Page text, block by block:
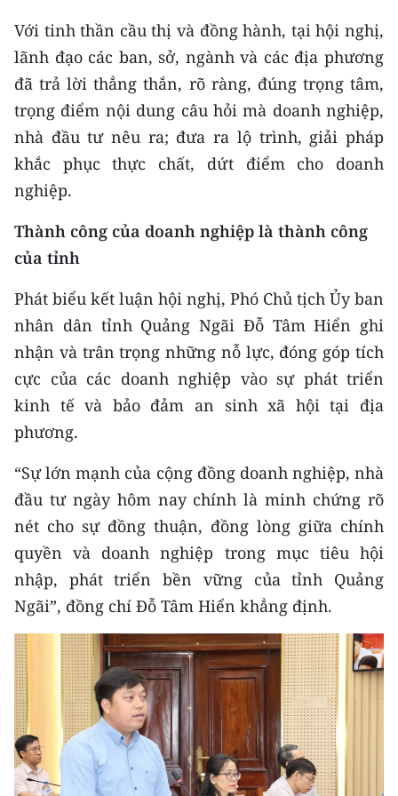
中文
FRANÇAIS
РУССКИЙ
ESPAÑOL
한국어
Với tinh thần cầu thị và đồng hành, tại hội nghị,
lãnh đạo các ban, sở, ngành và các địa phương
đã trả lời thẳng thắn, rõ ràng, đúng trọng tâm,
trọng điểm nội dung câu hỏi mà doanh nghiệp,
nhà đầu tư nêu ra; đưa ra lộ trình, giải pháp
khắc phục thực chất, dứt điểm cho doanh
nghiệp.
Thành công của doanh nghiệp là thành công
của tỉnh
Phát biểu kết luận hội nghị, Phó Chủ tịch Ủy ban
nhân dân tỉnh Quảng Ngãi Đỗ Tâm Hiển ghi
nhận và trân trọng những nỗ lực, đóng góp tích
cực của các doanh nghiệp vào sự phát triển
kinh tế và bảo đảm an sinh xã hội tại địa
phương.
“Sự lớn mạnh của cộng đồng doanh nghiệp, nhà
đầu tư ngày hôm nay chính là minh chứng rõ
nét cho sự đồng thuận, đồng lòng giữa chính
quyền và doanh nghiệp trong mục tiêu hội
nhập, phát triển bền vững của tỉnh Quảng
Ngãi”, đồng chí Đỗ Tâm Hiển khẳng định.